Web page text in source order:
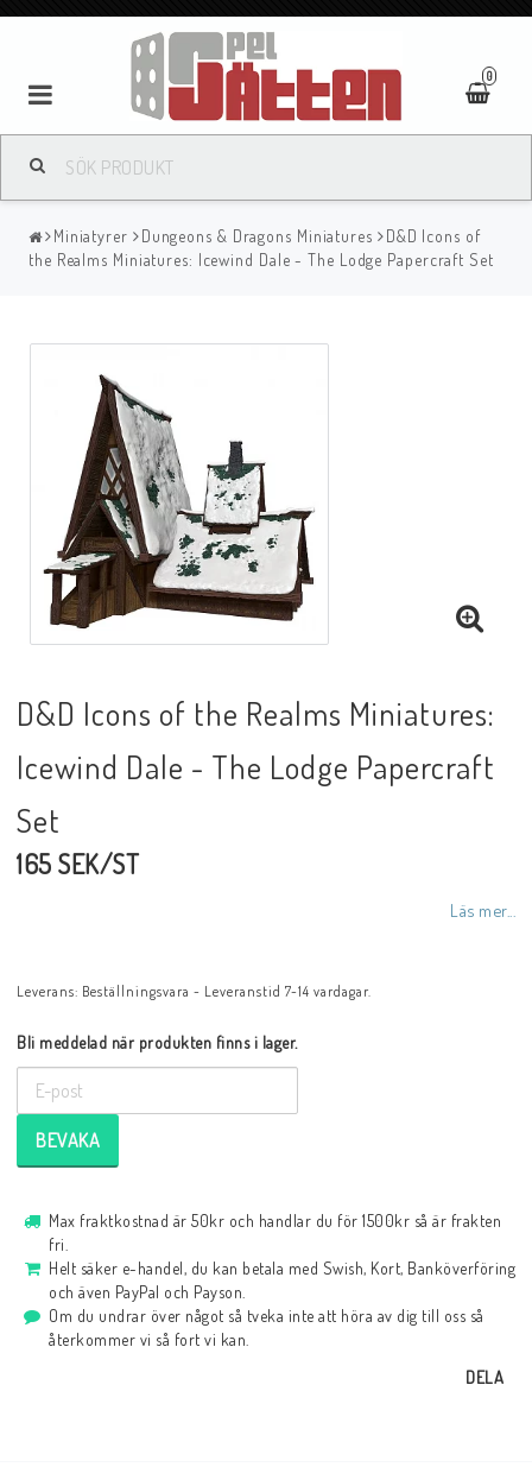
0
Miniatyrer Dungeons & Dragons Miniatures
D&D Icons of
the Realms Miniatures: Icewind Dale - The Lodge Papercraft Set
D&D Icons of the Realms Miniatures:
Icewind Dale - The Lodge Papercraft
Set
165 SEK/ST
Läs mer...
Leverans: Beställningsvara - Leveranstid 7-14 vardagar.
Bli meddelad när produkten finns i lager.
BEVAKA
Max fraktkostnad är 50kr och handlar du för 1500kr så är frakten
fri.
Helt säker e-handel, du kan betala med Swish, Kort, Banköverföring
och även PayPal och Payson.
Om du undrar över något så tveka inte att höra av dig till oss så
återkommer vi så fort vi kan.
DELA